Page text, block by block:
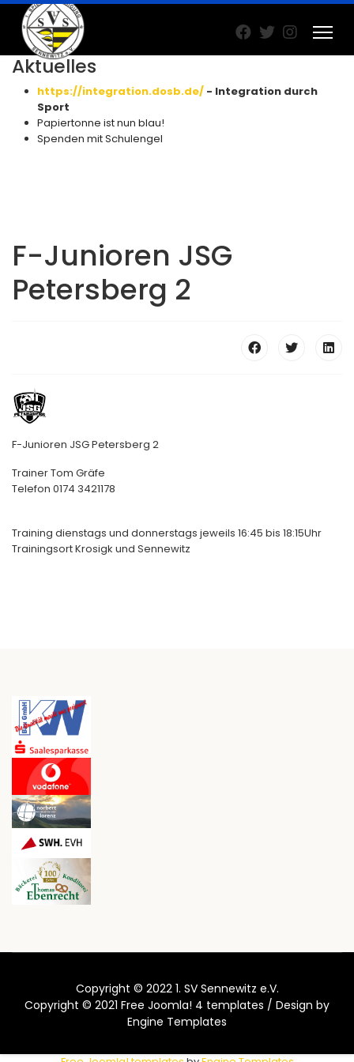
Aktuelles
https://integration.dosb.de/ - Integration durch
Sport
Papiertonne ist nun blau!
Spenden mit Schulengel
F-Junioren JSG
Petersberg 2
F-Junioren JSG Petersberg 2
Trainer Tom Gräfe
Telefon 0174 3421178
Training dienstags und donnerstags jeweils 16:45 bis 18:15Uhr
Trainingsort Krosigk und Sennewitz
Copyright © 2022 1. SV Sennewitz e.V.
Copyright © 2021 Free Joomla! 4 templates / Design by
Engine Templates